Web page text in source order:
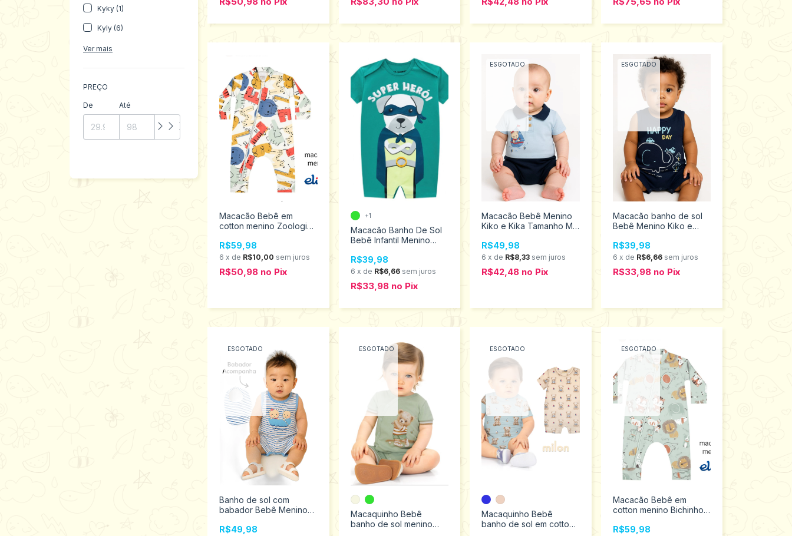
Kyky (1)
Kyly (6)
Ver mais
PREÇO
De Até
Macacão Bebê em
cotton menino Zoologico
R$59,98
6 x de R$10,00 sem juros
R$50,98 no Pix
Macacão Banho De Sol
Bebê Infantil Menino
Tamanhos P ao G 24705
R$39,98
6 x de R$6,66 sem juros
R$33,98 no Pix
+1
ESGOTADO
Macacão Bebê Menino
Kiko e Kika Tamanho M
R$49,98
6 x de R$8,33 sem juros
R$42,48 no Pix
ESGOTADO
Macacão banho de sol
Bebê Menino Kiko e
R$39,98
6 x de R$6,66 sem juros
R$33,98 no Pix
ESGOTADO
Banho de sol com
babador Bebê Menino
13529
R$49,98
ESGOTADO
Macaquinho Bebê
banho de sol menino
ESGOTADO
Macaquinho Bebê
banho de sol em cotton
ESGOTADO
Macacão Bebê em
cotton menino Bichinhos
R$59,98